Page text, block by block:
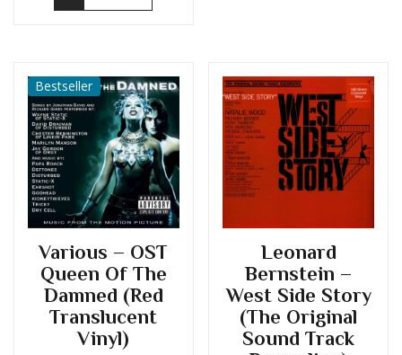
Bestseller
Various – OST
Queen Of The
Damned (Red
Translucent
Vinyl)
Leonard
Bernstein –
West Side Story
(The Original
Sound Track